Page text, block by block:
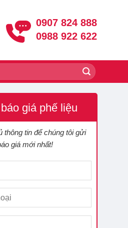
0907 824 888
0988 922 622
giá phế liệu
thông tin để chúng tôi gửi
giá mới nhất!